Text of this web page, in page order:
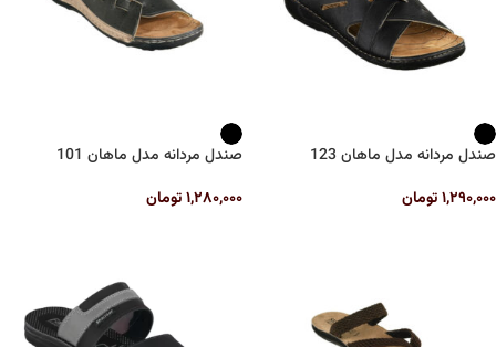
صندل مردانه مدل ماهان 123
۱,۲۹۰,۰۰۰تومان
صندل مردانه مدل ماهان 101
۱,۲۸۰,۰۰۰تومان